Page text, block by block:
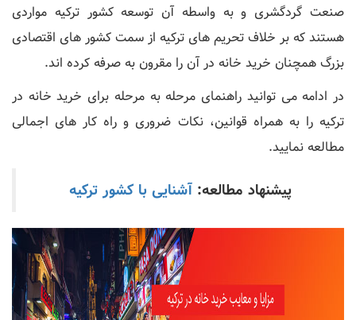
صنعت گردگشری و به واسطه آن توسعه کشور ترکیه مواردی
هستند که بر خلاف تحریم های ترکیه از سمت کشور های اقتصادی
بزرگ همچنان خرید خانه در آن را مقرون به صرفه کرده اند.
در ادامه می توانید راهنمای مرحله به مرحله برای خرید خانه در
ترکیه را به همراه قوانین، نکات ضروری و راه کار های اجمالی
مطالعه نمایید.
پیشنهاد مطالعه: آشنایی با کشور ترکیه